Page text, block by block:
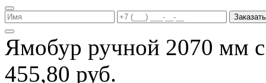
Заказать
Ямобур ручной 2070 мм
455,80 руб.